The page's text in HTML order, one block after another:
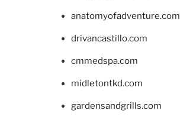
anatomyofadventure.com
drivancastillo.com
cmmedspa.com
midletontkd.com
gardensandgrills.com